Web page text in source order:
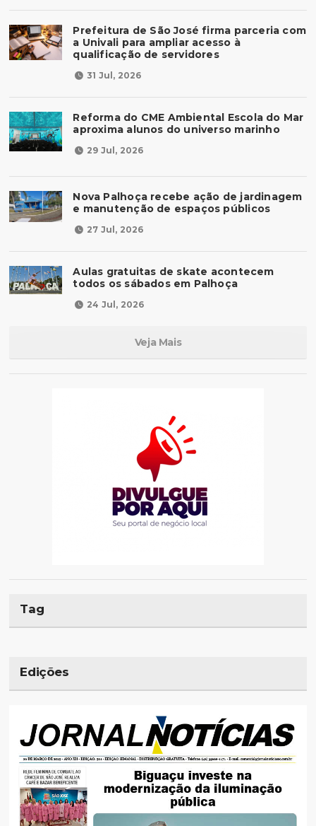
Prefeitura de São José firma parceria com
a Univali para ampliar acesso à
qualificação de servidores
31 Jul, 2026
Reforma do CME Ambiental Escola do Mar
aproxima alunos do universo marinho
29 Jul, 2026
Nova Palhoça recebe ação de jardinagem
e manutenção de espaços públicos
27 Jul, 2026
Aulas gratuitas de skate acontecem
todos os sábados em Palhoça
24 Jul, 2026
Veja Mais
Tag
Edições